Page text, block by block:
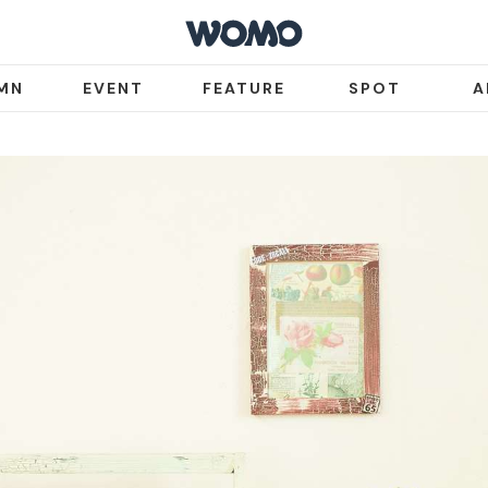
EVENT FEATURE SPOT